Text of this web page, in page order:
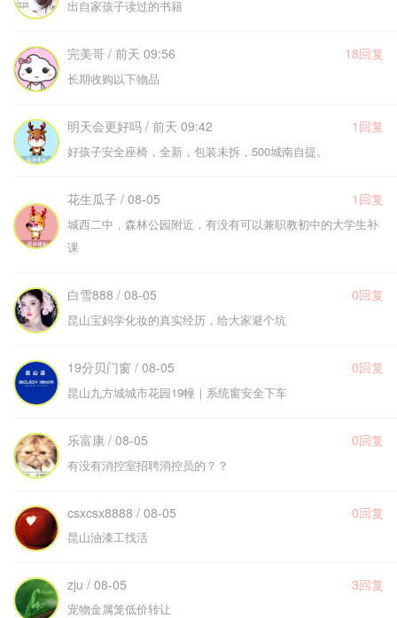
出自家孩子读过的书籍
完美哥 / 前天 09:56 18回复
长期收购以下物品
明天会更好吗 / 前天 09:42 1回复
好孩子安全座椅，全新，包装未拆，500城南自提。
花生瓜子 / 08-05 1回复
城西二中，森林公园附近，有没有可以兼职教初中的大学生补
课
白雪888 / 08-05 0回复
昆山宝妈学化妆的真实经历，给大家避个坑
19分贝门窗 / 08-05 0回复
昆山九方城城市花园19幢｜系统窗安全下车
乐富康 / 08-05 0回复
有没有消控室招聘消控员的？？
csxcsx8888 / 08-05 0回复
昆山油漆工找活
zju / 08-05 3回复
宠物金属笼低价转让